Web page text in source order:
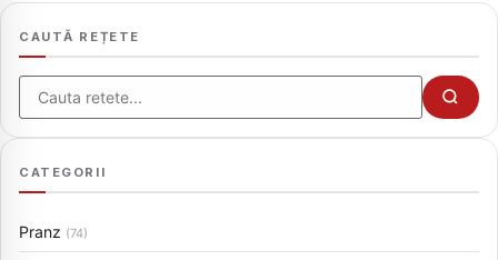
CAUTĂ REȚETE
Cauta
CATEGORII
Pranz (74)